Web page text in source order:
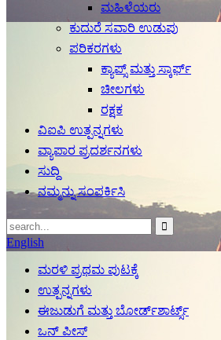
ಮಹಿಳೆಯರು
ಕುದುರೆ ಸವಾರಿ ಉಡುಪು
ಪರಿಕರಗಳು
ಕ್ಯಾಪ್ಸ್ ಮತ್ತು ಸ್ಕಾರ್ಫ್
ಚೀಲಗಳು
ರಕ್ಷಕ
ವಿಐಪಿ ಉತ್ಪನ್ನಗಳು
ವ್ಯಾಪಾರ ಪ್ರದರ್ಶನಗಳು
ಸುದ್ದಿ
ನಮ್ಮನ್ನು ಸಂಪರ್ಕಿಸಿ
English
ಮರಳಿ ಪ್ರಥಮ ಪುಟಕ್ಕೆ
ಉತ್ಪನ್ನಗಳು
ಈಜುಡುಗೆ ಮತ್ತು ಬೋರ್ಡ್‌ಶಾರ್ಟ್ಸ್
ಒನ್ ಪೀಸ್